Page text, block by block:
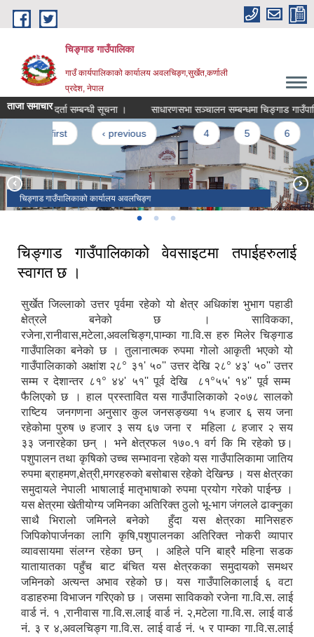
Skip to main content
चिङ्गाड गाउँपालिका
गाउँ कार्यपालिकाको कार्यालय अवलचिङ्ग,सुर्खेत,कर्णाली
प्रदेश, नेपाल
ताजा समाचार
दर्ता सम्बन्धी सूचना । साधारणसभा सञ्चालन सम्बन्धमा चिङ्गाड गाउँपालिकाको
‹ previous … 4 5 6 7
चिङ्गाड गाउँपालिकाको कार्यालय अवलचिङ्ग
भैरव माध्यमिक विद्यालय अवलचिङ्ग
जनता मावि रानिवास
चिङ्गाड गाउँपालिकाको वेवसाइटमा तपाईहरुलाई
स्वागत छ ।
सुर्खेत जिल्लाको उत्तर पृर्वमा रहेको यो क्षेत्र अधिकांश भुभाग पहाडी
क्षेत्रले बनेको छ । साविकका,
रजेना,रानीवास,मटेला,अवलचिङ्ग,पाम्का गा.वि.स हरु मिलेर चिङ्गाड
गाउँपालिका बनेको छ । तुलानात्मक रुपमा गोलो आकृती भएको यो
गाउँपालिकाको अक्षांश २८० ३१' ५०'' उत्तर देखि २८० ४३' ५०'' उत्तर
सम्म र देशान्तर ८१० ४४' ५१'' पूर्व देखि ८१०५५' १४'' पूर्व सम्म
फैलिएको छ । हाल प्रस्तावित यस गाउँपालिकाको २०७८ सालको
राष्टिय जनगणना अनुसार कुल जनसङ्ख्या १५ हजार ६ सय जना
रहेकोमा पुरुष ७ हजार ३ सय ६७ जना र महिला ८ हजार २ सय
३३ जनारहेका छन् । भने क्षेत्रफल १७०.१ वर्ग कि मि रहेको छ।
पशुपालन तथा कृषिको उच्च सम्भावना रहेको यस गाउँपालिकामा जातिय
रुपमा ब्राहमण,क्षेत्री,मगरहरुको बसोबास रहेको देखिन्छ । यस क्षेत्रका
समुदायले नेपाली भाषालाई मातृभाषाको रुपमा प्रयोग गरेको पाईन्छ ।
यस क्षेत्रमा खेतीयोग्य जमिनका अतिरिक्त ठुलो भू-भाग जंगलले ढाक्नुका
साथै भिरालो जमिनले बनेको हुँदा यस क्षेत्रका मानिसहरु
जिपिकोपार्जनका लागि कृषि,पशुपालनका अतिरिक्त नोकरी व्यापार
व्यावसायमा संलग्न रहेका छन् । अहिले पनि बाह्रै महिना सडक
यातायातका पहुँच बाट बंचित यस क्षेत्रकका समुदायको समथर
जमिनको अत्यन्त अभाव रहेको छ। यस गाउँपालिकालाई ६ वटा
वडाहरुमा विभाजन गरिएको छ । जसमा साविकको रजेना गा.वि.स. लाई
वार्ड नं. १ ,रानीवास गा.वि.स.लाई वार्ड नं. २,मटेला गा.वि.स. लाई वार्ड
नं. ३ र ४,अवलचिङ्ग गा.वि.स. लाई वार्ड नं. ५ र पाम्का गा.वि.स.लाई